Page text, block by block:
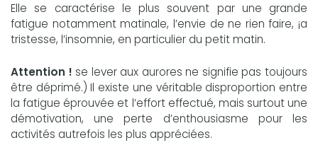
Elle se caractérise le plus souvent par une grande
fatigue notamment matinale, l’envie de ne rien faire, ¡a
tristesse, l’insomnie, en particulier du petit matin.
Attention ! se lever aux aurores ne signifie pas toujours
être déprimé.) Il existe une véritable disproportion entre
la fatigue éprouvée et l’effort effectué, mais surtout une
démotivation, une perte d’enthousiasme pour les
activités autrefois les plus appréciées.